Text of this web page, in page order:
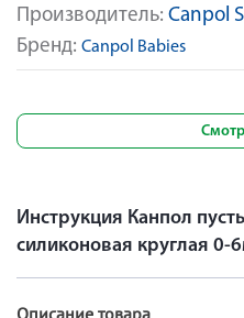
Производитель: Canpol
Бренд: Canpol Babies
Инструкция Канпол
силиконовая круглая 0-
Описание товара